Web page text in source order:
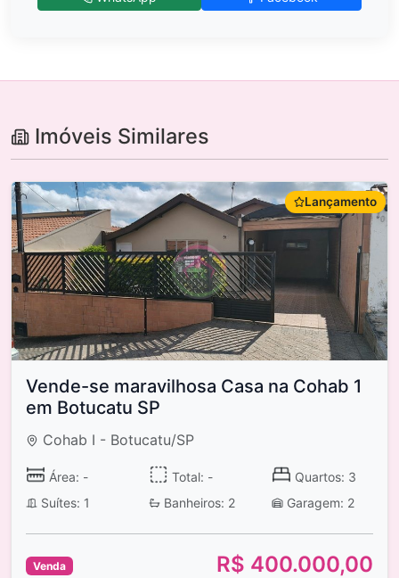
Imóveis Similares
Lançamento
Vende-se maravilhosa Casa na Cohab 1
em Botucatu SP
Cohab I - Botucatu/SP
Área: - Total: -
Quartos: 3
Suítes: 1
Banheiros: 2 Garagem: 2
Venda R$ 400.000,00